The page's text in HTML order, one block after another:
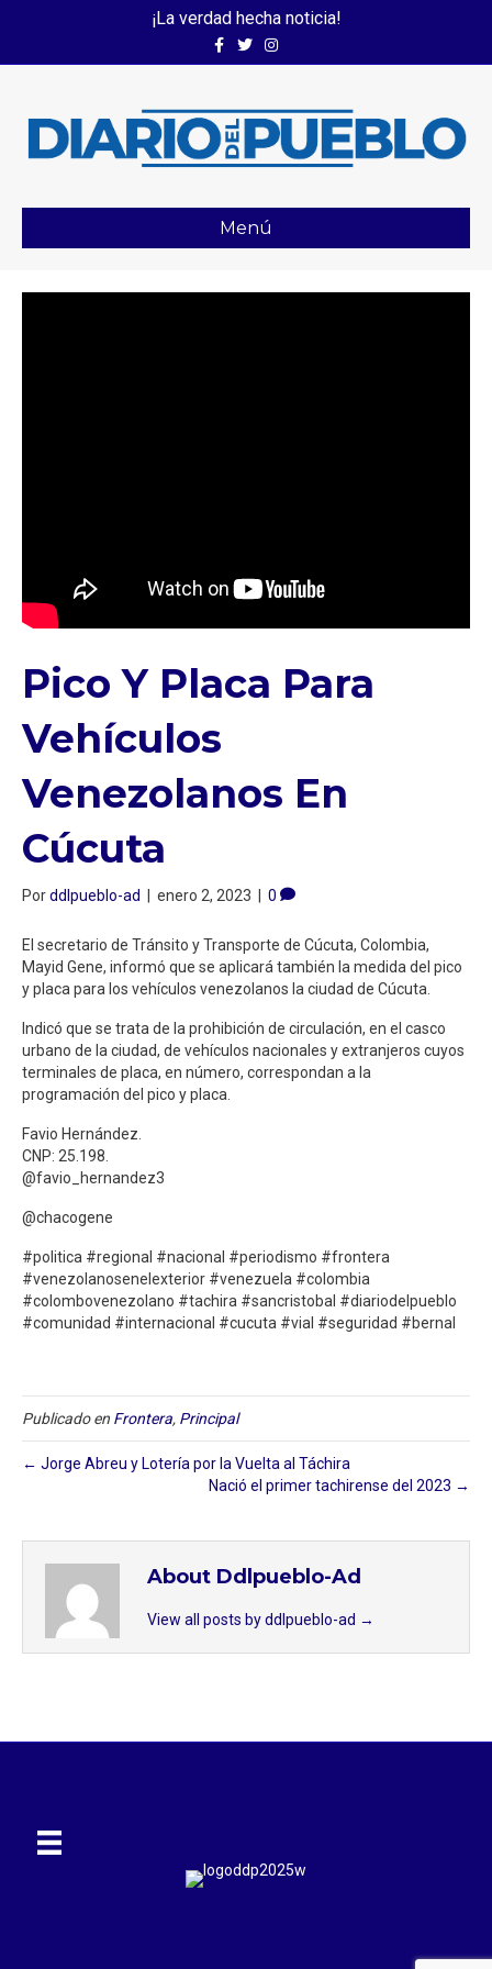
¡La verdad hecha noticia!
FacebookTwitterInstagram
Menú
Pico Y Placa Para
Vehículos
Venezolanos En
Cúcuta
Porddlpueblo-ad | enero 2, 2023 | 0
El secretario de Tránsito y Transporte de Cúcuta, Colombia,
Mayid Gene, informó que se aplicará también la medida del pico
y placa para los vehículos venezolanos la ciudad de Cúcuta.
Indicó que se trata de la prohibición de circulación, en el casco
urbano de la ciudad, de vehículos nacionales y extranjeros cuyos
terminales de placa, en número, correspondan a la
programación del pico y placa.
Favio Hernández.
CNP: 25.198.
@favio_hernandez3
@chacogene
#politica #regional #nacional #periodismo #frontera
#venezolanosenelexterior #venezuela #colombia
#colombovenezolano #tachira #sancristobal #diariodelpueblo
#comunidad #internacional #cucuta #vial #seguridad #bernal
Publicado en Frontera, Principal
← Jorge Abreu y Lotería por la Vuelta al Táchira
Nació el primer tachirense del 2023 →
About Ddlpueblo-Ad
View all posts by ddlpueblo-ad →